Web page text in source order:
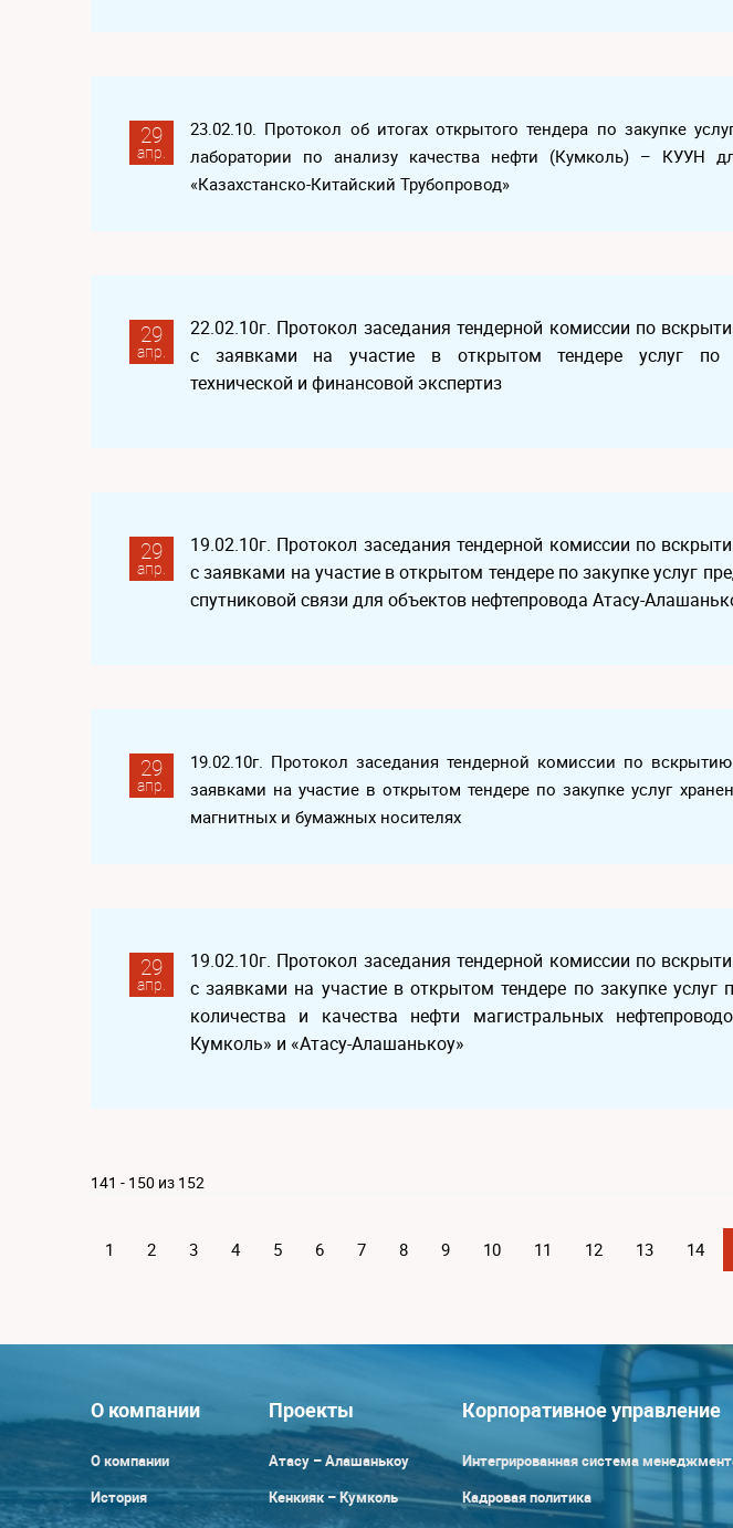
29
апр.
23.02.10. Протокол об итогах открытого тендера по закупке
лаборатории по анализу качества нефти (Кумколь) – КУУН
«Казахстанско-Китайский Трубопровод»
29
апр.
22.02.10г. Протокол заседания тендерной комиссии по
с заявками на участие в открытом тендере услуг по
технической и финансовой экспертиз
29
апр.
19.02.10г. Протокол заседания тендерной комиссии по
с заявками на участие в открытом тендере по закупке услуг
спутниковой связи для объектов нефтепровода Атасу-
29
апр.
19.02.10г. Протокол заседания тендерной комиссии по
заявками на участие в открытом тендере по закупке услуг
магнитных и бумажных носителях
29
апр.
19.02.10г. Протокол заседания тендерной комиссии по
с заявками на участие в открытом тендере по закупке услуг
количества и качества нефти магистральных
Кумколь» и «Атасу-Алашанькоу»
141 - 150 из 152
1 2 3 4 5 6 7 8 9 10 11 12 13 14
О компании
О компании
История
Проекты
Атасу – Алашанькоу
Кенкияк – Кумколь
Корпоративное управление
Интегрированная система
Кадровая политика